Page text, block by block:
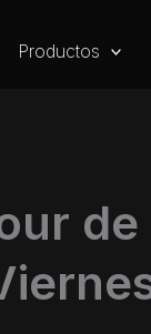
Productos